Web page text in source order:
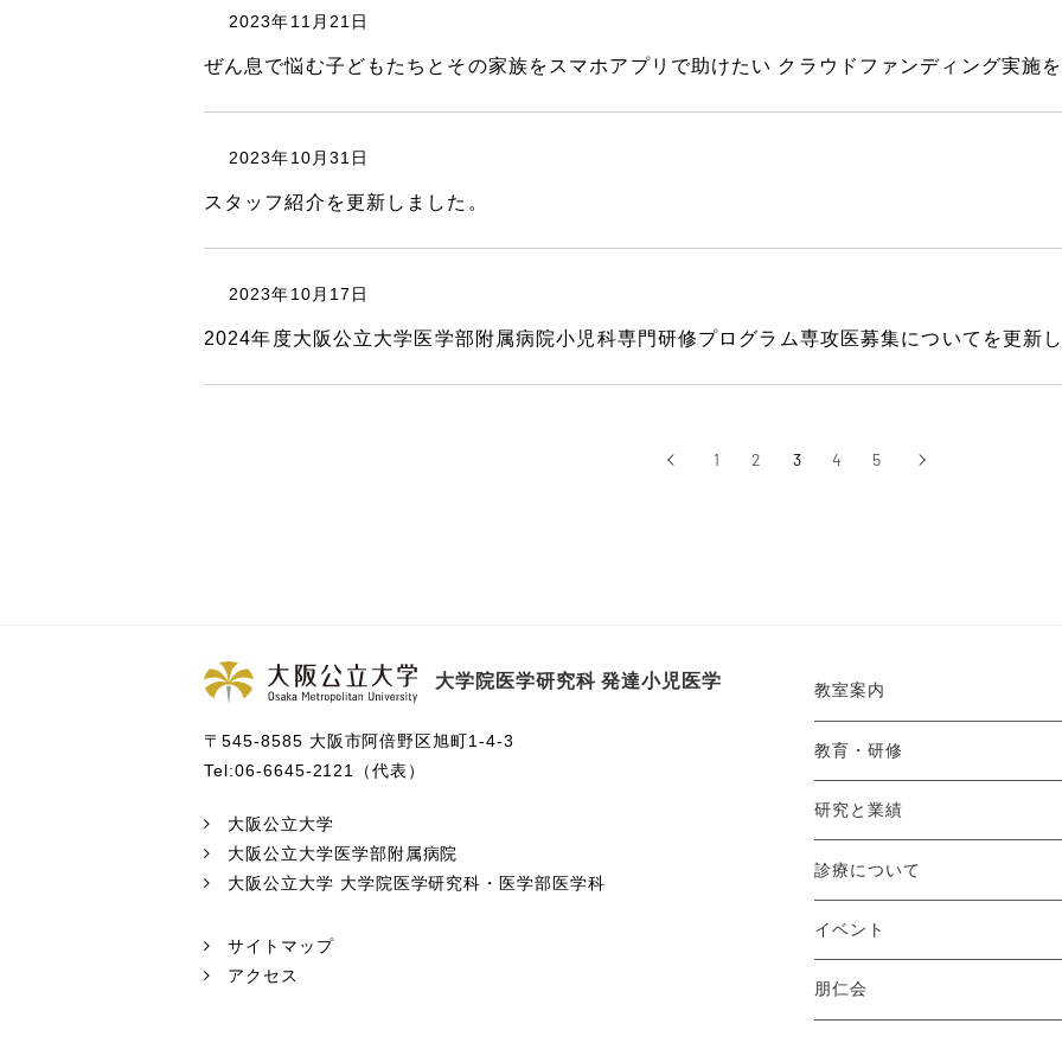
2023年11月21日
ぜん息で悩む子どもたちとその家族をスマホアプリで助けたい クラウドファンディング実施を
2023年10月31日
スタッフ紹介を更新しました。
2023年10月17日
2024年度大阪公立大学医学部附属病院小児科専門研修プログラム専攻医募集についてを更新し
‹前へ 1 2 3 4 5 ›次へ
大学院医学研究科 発達小児医学
〒545-8585 大阪市阿倍野区旭町1-4-3
Tel:06-6645-2121（代表）
大阪公立大学
大阪公立大学医学部附属病院
大阪公立大学 大学院医学研究科・医学部医学科
サイトマップ
アクセス
教室案内
教育・研修
研究と業績
診療について
イベント
朋仁会